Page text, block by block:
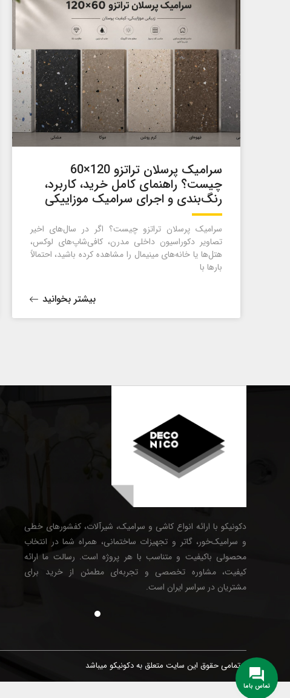
سرامیک پرسلان تراتزو 120×60
چیست؟ راهنمای کامل خرید، کاربرد،
رنگ‌بندی و اجرای سرامیک موزاییکی
سرامیک پرسلان تراتزو چیست؟ اگر در سال‌های اخیر
تصاویر دکوراسیون داخلی مدرن، کافی‌شاپ‌های لوکس،
هتل‌ها یا خانه‌های مینیمال را مشاهده کرده باشید، احتمالاً
بارها با
بیشتر بخوانید
دکونیکو با ارائه انواع کاشی و سرامیک، شیرآلات، کفشورهای خطی
و سرامیک‌خور، گاتر و تجهیزات ساختمانی، همراه شما در انتخاب
محصولی باکیفیت و متناسب با هر پروژه است. رسالت ما ارائه
کیفیت، مشاوره تخصصی و تجربه‌ای مطمئن از خرید برای
مشتریان در سراسر ایران است.
تمامی حقوق این سایت متعلق به دکونیکو میباشد
تماس باما